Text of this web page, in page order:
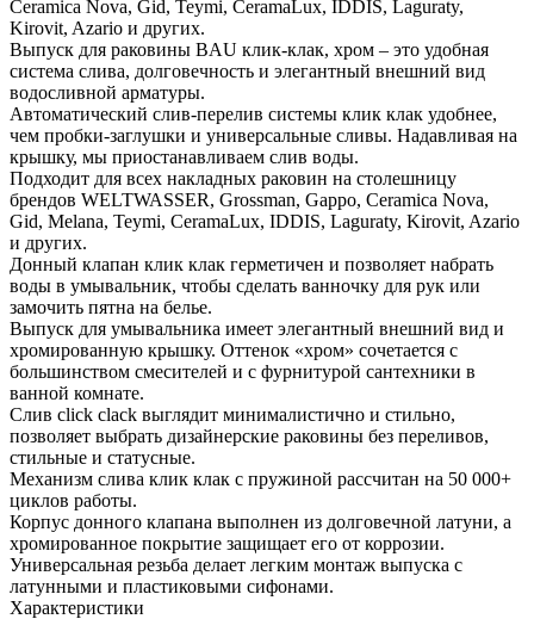
Ceramica Nova, Gid, Teymi, CeramaLux, IDDIS, Laguraty,
Kirovit, Azario и других.
Выпуск для раковины BAU клик-клак, хром – это удобная
система слива, долговечность и элегантный внешний вид
водосливной арматуры.
Автоматический слив-перелив системы клик клак удобнее,
чем пробки-заглушки и универсальные сливы. Надавливая на
крышку, мы приостанавливаем слив воды.
Подходит для всех накладных раковин на столешницу
брендов WELTWASSER, Grossman, Gappo, Ceramica Nova,
Gid, Melana, Teymi, CeramaLux, IDDIS, Laguraty, Kirovit, Azario
и других.
Донный клапан клик клак герметичен и позволяет набрать
воды в умывальник, чтобы сделать ванночку для рук или
замочить пятна на белье.
Выпуск для умывальника имеет элегантный внешний вид и
хромированную крышку. Оттенок «хром» сочетается с
большинством смесителей и с фурнитурой сантехники в
ванной комнате.
Слив click clack выглядит минималистично и стильно,
позволяет выбрать дизайнерские раковины без переливов,
стильные и статусные.
Механизм слива клик клак с пружиной рассчитан на 50 000+
циклов работы.
Корпус донного клапана выполнен из долговечной латуни, а
хромированное покрытие защищает его от коррозии.
Универсальная резьба делает легким монтаж выпуска с
латунными и пластиковыми сифонами.
Характеристики